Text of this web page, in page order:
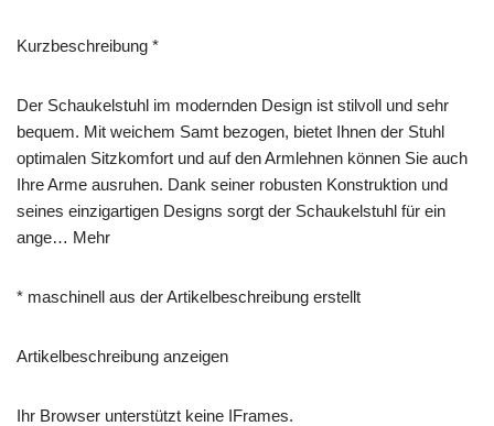
Kurzbeschreibung *
Der Schaukelstuhl im modernden Design ist stilvoll und sehr
bequem. Mit weichem Samt bezogen, bietet Ihnen der Stuhl
optimalen Sitzkomfort und auf den Armlehnen können Sie auch
Ihre Arme ausruhen. Dank seiner robusten Konstruktion und
seines einzigartigen Designs sorgt der Schaukelstuhl für ein
ange… Mehr
* maschinell aus der Artikelbeschreibung erstellt
Artikelbeschreibung anzeigen
Ihr Browser unterstützt keine IFrames.